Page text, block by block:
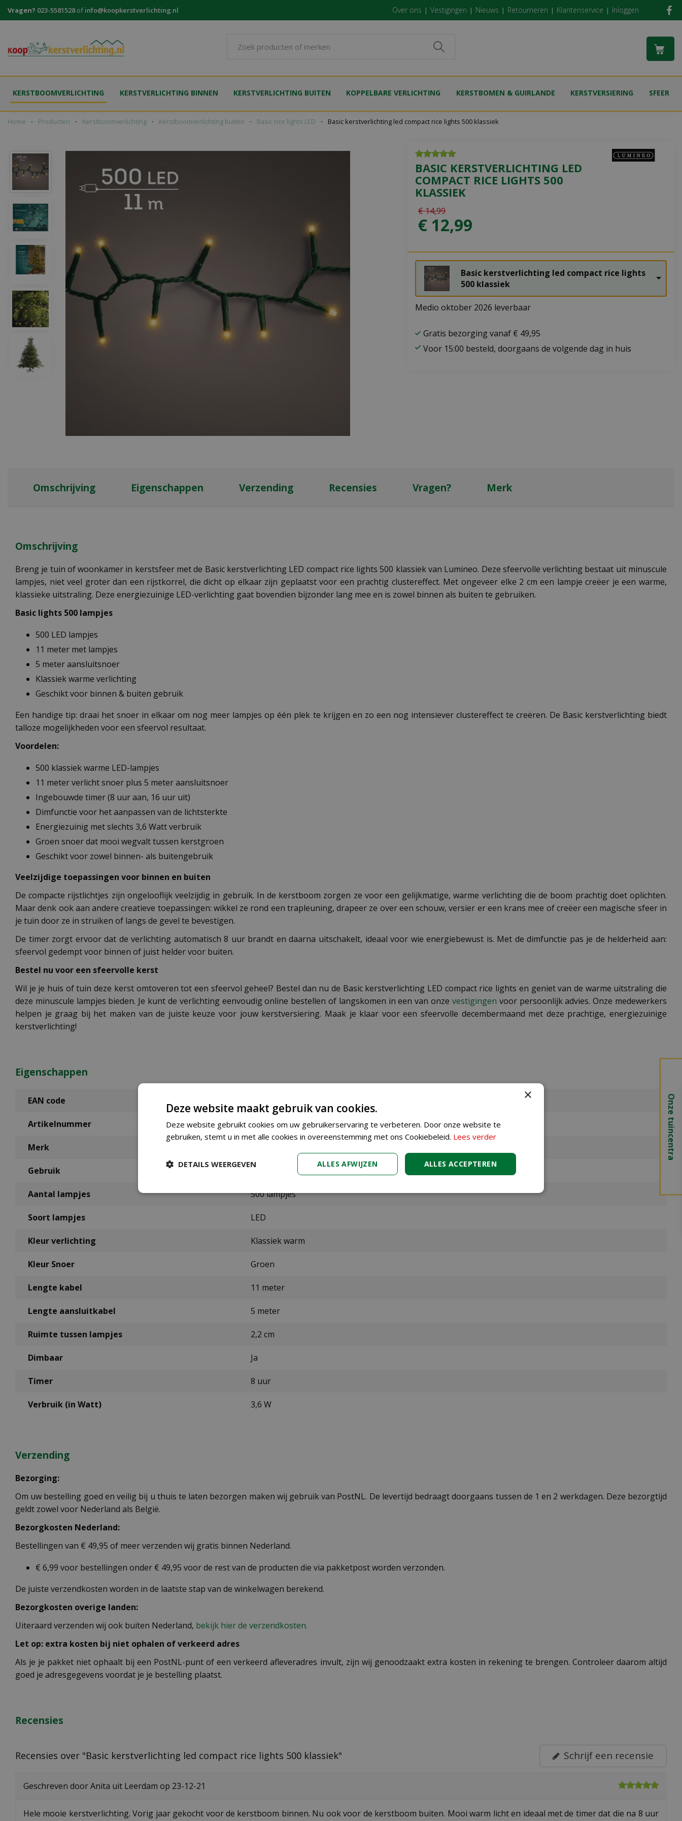
naar
Home Producten Kerstboomverlichting Kerstboomverlichting buiten Basic rice lights LED Basic kerstverlichting led compact rice lights 500 klassiek
Vragen? 023-5581528ofinfo@koopkerstverlichting.nl Over ons Vestigingen Nieuws Retourneren Klantenservice Inloggen
KERSTBOOMVERLICHTING KERSTVERLICHTING BINNEN KERSTVERLICHTING BUITEN KOPPELBARE VERLICHTING KERSTBOMEN & GUIRLANDE KERSTVERSIERING SFEER
BASIC KERSTVERLICHTING LED
COMPACT RICE LIGHTS 500
KLASSIEK
€14,99
€ 12,99
Basic kerstverlichting led compact rice lights
500 klassiek
Medio oktober 2026 leverbaar
Gratis bezorging vanaf € 49,95
Voor 15:00 besteld, doorgaans de volgende dag in huis
Omschrijving Eigenschappen Verzending Recensies Vragen? Merk
Omschrijving
Breng je tuin of woonkamer in kerstsfeer met de Basic kerstverlichting LED compact rice lights 500 klassiek van Lumineo. Deze sfeervolle verlichting bestaat uit minuscule
lampjes, niet veel groter dan een rijstkorrel, die dicht op elkaar zijn geplaatst voor een prachtig clustereffect. Met ongeveer elke 2 cm een lampje creëer je een warme,
klassieke uitstraling. Deze energiezuinige LED-verlichting gaat bovendien bijzonder lang mee en is zowel binnen als buiten te gebruiken.
Basic lights 500 lampjes
500 LED lampjes
11 meter met lampjes
5 meter aansluitsnoer
Klassiek warme verlichting
Geschikt voor binnen & buiten gebruik
Een handige tip: draai het snoer in elkaar om nog meer lampjes op één plek te krijgen en zo een nog intensiever clustereffect te creëren. De Basic kerstverlichting biedt
talloze mogelijkheden voor een sfeervol resultaat.
Voordelen:
500 klassiek warme LED-lampjes
11 meter verlicht snoer plus 5 meter aansluitsnoer
Ingebouwde timer (8 uur aan, 16 uur uit)
Dimfunctie voor het aanpassen van de lichtsterkte
Energiezuinig met slechts 3,6 Watt verbruik
Groen snoer dat mooi wegvalt tussen kerstgroen
Geschikt voor zowel binnen- als buitengebruik
Veelzijdige toepassingen voor binnen en buiten
De compacte rijstlichtjes zijn ongelooflijk veelzijdig in gebruik. In de kerstboom zorgen ze voor een gelijkmatige, warme verlichting die de boom prachtig doet oplichten.
Maar denk ook aan andere creatieve toepassingen: wikkel ze rond een trapleuning, drapeer ze over een schouw, versier er een krans mee of creëer een magische sfeer in
je tuin door ze in struiken of langs de gevel te bevestigen.
De timer zorgt ervoor dat de verlichting automatisch 8 uur brandt en daarna uitschakelt, ideaal voor wie energiebewust is. Met de dimfunctie pas je de helderheid aan:
sfeervol gedempt voor binnen of juist helder voor buiten.
Bestel nu voor een sfeervolle kerst
Wil je je huis of tuin deze kerst omtoveren tot een sfeervol geheel? Bestel dan nu de Basic kerstverlichting LED compact rice lights en geniet van de warme uitstraling die
deze minuscule lampjes bieden. Je kunt de verlichting eenvoudig online bestellen of langskomen in een van onze vestigingen voor persoonlijk advies. Onze medewerkers
helpen je graag bij het maken van de juiste keuze voor jouw kerstversiering. Maak je klaar voor een sfeervolle decembermaand met deze prachtige, energiezuinige
kerstverlichting!
Eigenschappen
EAN code
Artikelnummer 495371
Merk
Gebruik Binnen, Buiten
Aantal lampjes 500 lampjes
Soort lampjes LED
Kleur verlichting Klassiek warm
Kleur Snoer Groen
Lengte kabel 11 meter
Lengte aansluitkabel 5 meter
Ruimte tussen lampjes 2,2 cm
Dimbaar Ja
Timer 8 uur
Verbruik (in Watt) 3,6 W
Verzending
Bezorging:
Om uw bestelling goed en veilig bij u thuis te laten bezorgen maken wij gebruik van PostNL. De levertijd bedraagt doorgaans tussen de 1 en 2 werkdagen. Deze bezorgtijd
geldt zowel voor Nederland als België.
Bezorgkosten Nederland:
Bestellingen van € 49,95 of meer verzenden wij gratis binnen Nederland.
€ 6,99 voor bestellingen onder € 49,95 voor de rest van de producten die via pakketpost worden verzonden.
De juiste verzendkosten worden in de laatste stap van de winkelwagen berekend.
Bezorgkosten overige landen:
Uiteraard verzenden wij ook buiten Nederland, bekijk hier de verzendkosten.
Let op: extra kosten bij niet ophalen of verkeerd adres
Als je je pakket niet ophaalt bij een PostNL-punt of een verkeerd afleveradres invult, zijn wij genoodzaakt extra kosten in rekening te brengen. Controleer daarom altijd
goed je adresgegevens voordat je je bestelling plaatst.
Recensies
Recensies over "Basic kerstverlichting led compact rice lights 500 klassiek" Schrijf een recensie
Geschreven doorAnita uit Leerdam op 23-12-21
Hele mooie kerstverlichting. Vorig jaar gekocht voor de kerstboom binnen. Nu ook voor de kerstboom buiten. Mooi warm licht en ideaal met de timer dat die na 8 uur
Onze tuincentra
×
Deze website maakt gebruik van cookies.
Deze website gebruikt cookies om uw gebruikerservaring te verbeteren. Door onze website te
gebruiken, stemt u in met alle cookies in overeenstemming met ons Cookiebeleid. Lees verder
ALLES ACCEPTEREN
ALLES AFWIJZEN
DETAILS WEERGEVEN